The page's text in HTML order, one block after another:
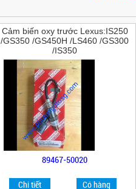
Cảm biến oxy trước Lexus:IS250
/GS350 /GS450H /LS460 /GS300
/IS350
89467-50020
Chi tiết Có hàng